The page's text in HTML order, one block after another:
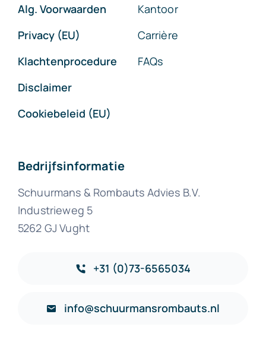
Alg. Voorwaarden
Privacy (EU)
Klachtenprocedure
Disclaimer
Cookiebeleid (EU)
Kantoor
Carrière
FAQs
Bedrijfsinformatie
Schuurmans & Rombauts Advies B.V.
Industrieweg 5
5262 GJ Vught
+31 (0)73-6565034
info@schuurmansrombauts.nl